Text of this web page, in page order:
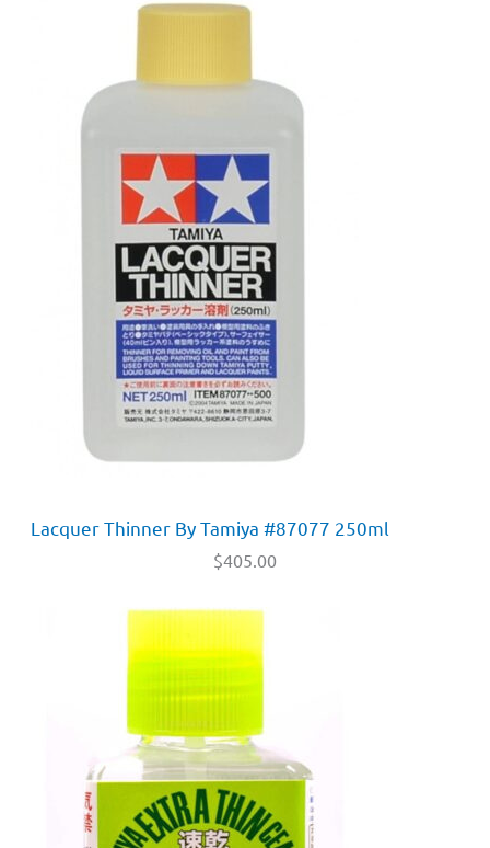
Lacquer Thinner By Tamiya #87077 250ml
$405.00